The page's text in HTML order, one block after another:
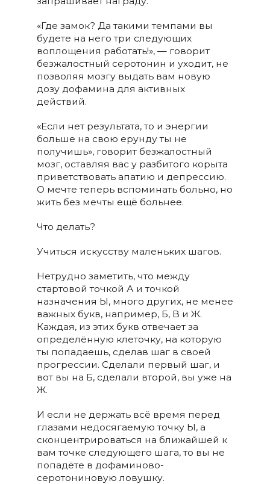
«Где замок? Да такими темпами вы
будете на него три следующих
воплощения работать!», — говорит
безжалостный серотонин и уходит, не
позволяя мозгу выдать вам новую
дозу дофамина для активных
действий.
«Если нет результата, то и энергии
больше на свою ерунду ты не
получишь», говорит безжалостный
мозг, оставляя вас у разбитого корыта
приветствовать апатию и депрессию.
О мечте теперь вспоминать больно, но
жить без мечты ещё больнее.
Что делать?
Учиться искусству маленьких шагов.
Нетрудно заметить, что между
стартовой точкой А и точкой
назначения Ы, много других, не менее
важных букв, например, Б, В и Ж.
Каждая, из этих букв отвечает за
определённую клеточку, на которую
ты попадаешь, сделав шаг в своей
прогрессии. Сделали первый шаг, и
вот вы на Б, сделали второй, вы уже на
Ж.
И если не держать всё время перед
глазами недосягаемую точку Ы, а
сконцентрироваться на ближайшей к
вам точке следующего шага, то вы не
попадёте в дофаминово-
серотониновую ловушку.